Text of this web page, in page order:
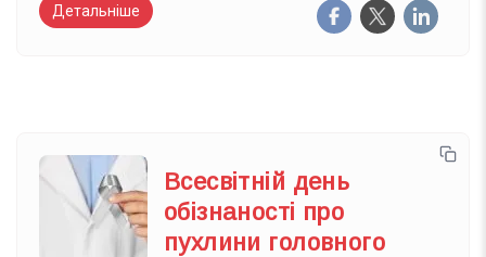
Детальніше
Всесвітній день
обізнаності про
пухлини головного